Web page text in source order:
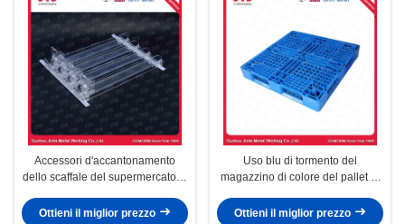
Accessori d'accantonamento
dello scaffale del supermercato di
spingitoio
Ottieni il miglior prezzo
Uso blu di tormento del
magazzino di colore del pallet di
Ottieni il miglior prezzo